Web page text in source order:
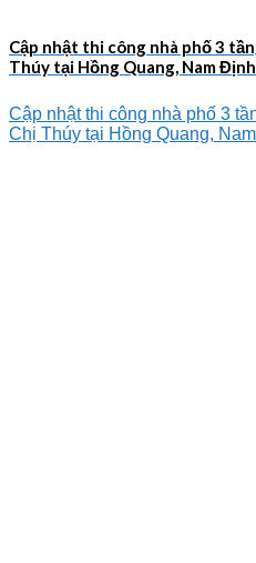
Cập nhật thi công nhà phố 3
Thúy tại Hồng Quang, Nam
Cập nhật thi công nhà phố 3
Chị Thúy tại Hồng Quang,